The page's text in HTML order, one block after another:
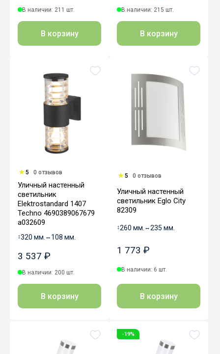
В наличии: 211 шт.
В корзину
В наличии: 215 шт.
В корзину
5 0 отзывов
Уличный настенный
светильник
Elektrostandard 1407
Techno 4690389067679
a032609
↕320 мм. ↔ 108 мм.
3 537 ₽
В наличии: 200 шт.
В корзину
5 0 отзывов
Уличный настенный
светильник Eglo City
82309
↕260 мм. ↔235 мм.
1 773 ₽
В наличии: 6 шт.
В корзину
-19%